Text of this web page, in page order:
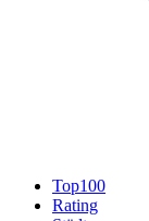
Top100
Rating